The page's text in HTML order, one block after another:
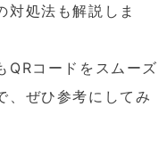
対処法も解説しま
QRコードをスムーズ
、ぜひ参考にしてみ